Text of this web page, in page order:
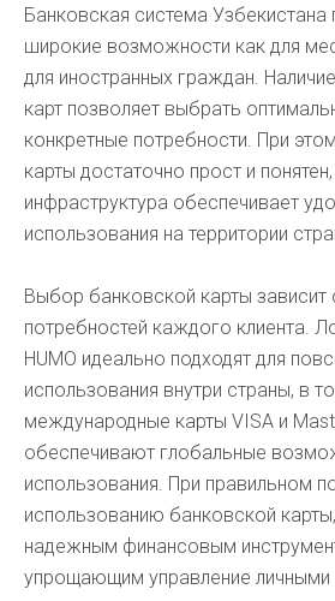
Банковская система Узбекистана
широкие возможности как для
для иностранных граждан.
карт позволяет выбрать
конкретные потребности. При
карты достаточно прост и
инфраструктура обеспечивает
использования на территории
Выбор банковской карты зависит
потребностей каждого клиента.
HUMO идеально подходят для
использования внутри страны, в
международные карты VISA и
обеспечивают глобальные
использования. При правильном
использованию банковской
надежным финансовым
упрощающим управление личными